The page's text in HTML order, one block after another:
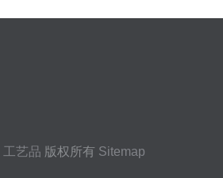
工艺品 版权所有 Sitemap